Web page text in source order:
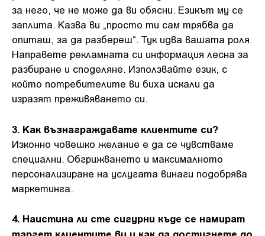
за него, че не може да ви обясни. Езикът му се
заплита. Казва ви „просто ти сам трябва да
опиташ, за да разбереш“. Тук идва вашата роля.
Направете рекламната си информация лесна за
разбиране и споделяне. Използвайте език, с
който потребителите ви биха искали да
изразят преживяването си.
3. Как възнаграждавате клиентите си?
Изконно човешко желание е да се чувстваме
специални. Обгрижването и максималното
персонализиране на услугата винаги подобрява
маркетинга.
4. Наистина ли сте сигурни къде се намират
таргет клиентите ви и как да достигнете до